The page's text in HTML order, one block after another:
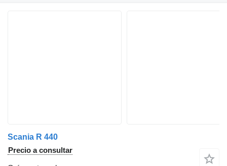
Scania R 440
Precio a consultar